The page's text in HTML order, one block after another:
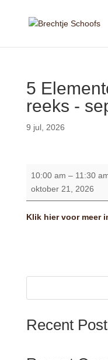
5
reeks -
9 jul, 2026
10:00 am – 11:30
oktober 21, 2026
Klik hier voor meer
Recent